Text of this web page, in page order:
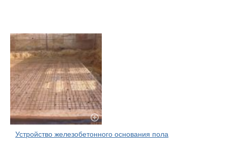
Устройство железобетонного основания пола